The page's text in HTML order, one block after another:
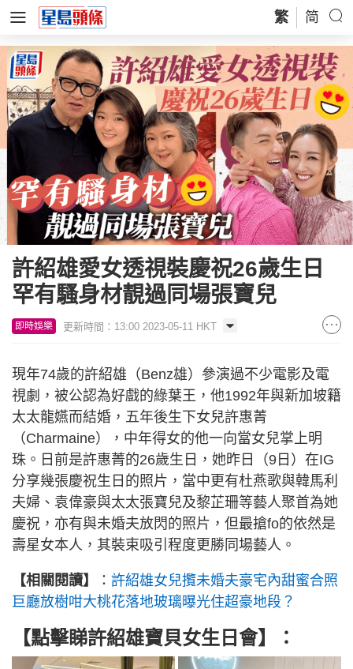
繁 简
許紹雄愛女透視裝慶祝26歲生日
罕有騷身材靚過同場張寶兒
即時娛樂 更新時間：13:00 2023-05-11 HKT
現年74歲的許紹雄（Benz雄）參演過不少電影及電
視劇，被公認為好戲的綠葉王，他1992年與新加坡籍
太太龍嬿而結婚，五年後生下女兒許惠菁
（Charmaine），中年得女的他一向當女兒掌上明
珠。日前是許惠菁的26歲生日，她昨日（9日）在IG
分享幾張慶祝生日的照片，當中更有杜燕歌與韓馬利
夫婦、袁偉豪與太太張寶兒及黎芷珊等藝人聚首為她
慶祝，亦有與未婚夫放閃的照片，但最搶fo的依然是
壽星女本人，其裝束吸引程度更勝同場藝人。
【相關閱讀】 ： 許紹雄女兒攬未婚夫豪宅內甜蜜合照
巨廳放樹咁大桃花落地玻璃曝光住超豪地段？
【點擊睇許紹雄寶貝女生日會】 ：